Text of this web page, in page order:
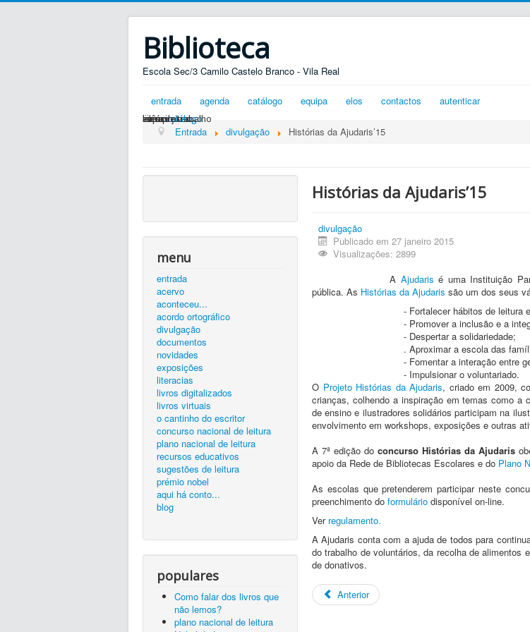
Biblioteca
Escola Sec/3 Camilo Castelo Branco - Vila Real
entrada agenda catálogo equipa elos contactos autenticar
silêncio...
ler é preciso...
exposições...
livroscatálogo
zona de trabalho
Entrada divulgação Histórias da Ajudaris’15
menu
entrada
acervo
aconteceu...
acordo ortográfico
divulgação
documentos
novidades
exposições
literacias
livros digitalizados
livros virtuais
o cantinho do escritor
concurso nacional de leitura
plano nacional de leitura
recursos educativos
sugestões de leitura
prémio nobel
aqui há conto...
blog
populares
Como falar dos livros que
não lemos?
plano nacional de leitura
Histórias da Ajudaris’15
divulgação
Publicado em 27 janeiro 2015
Visualizações: 2899
A Ajudaris é uma Instituição
pública. As Histórias da Ajudaris são um dos seus
- Fortalecer hábitos de leitura
- Promover a inclusão e a
- Despertar a solidariedade;
. Aproximar a escola das
- Fomentar a interação entre
- Impulsionar o voluntariado.
O Projeto Histórias da Ajudaris, criado em 2009,
crianças, colhendo a inspiração em temas como a
de ensino e ilustradores solidários participam na
envolvimento em workshops, exposições e outras
A 7ª edição do concurso Histórias da Ajudaris
apoio da Rede de Bibliotecas Escolares e do Plano
As escolas que pretenderem participar neste
preenchimento do formulário disponível on-line.
Ver regulamento.
A Ajudaris conta com a ajuda de todos para
do trabalho de voluntários, da recolha de alimentos
de donativos.
Anterior